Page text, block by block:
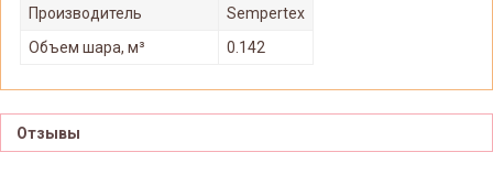
Производитель
Sempertex
Объем шара, м³
0.142
Отзывы